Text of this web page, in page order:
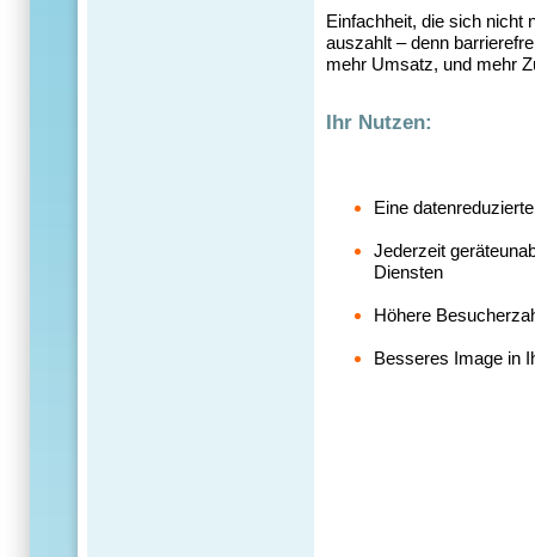
Einfachheit, die sich nicht
auszahlt – denn
mehr Umsatz, und mehr
Ihr Nutzen:
Eine
Jederzeit
Diensten
Höhere
Besseres Image in